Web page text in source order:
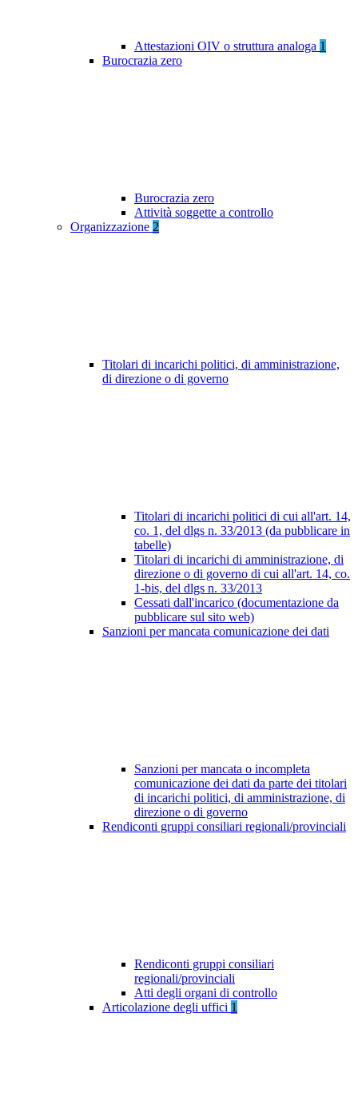
Attestazioni OIV o struttura analoga 1
Burocrazia zero
Burocrazia zero
Attività soggette a controllo
Organizzazione 2
Titolari di incarichi politici, di amministrazione,
di direzione o di governo
Titolari di incarichi politici di cui all'art. 14,
co. 1, del dlgs n. 33/2013 (da pubblicare in
tabelle)
Titolari di incarichi di amministrazione, di
direzione o di governo di cui all'art. 14, co.
1-bis, del dlgs n. 33/2013
Cessati dall'incarico (documentazione da
pubblicare sul sito web)
Sanzioni per mancata comunicazione dei dati
Sanzioni per mancata o incompleta
comunicazione dei dati da parte dei titolari
di incarichi politici, di amministrazione, di
direzione o di governo
Rendiconti gruppi consiliari regionali/provinciali
Rendiconti gruppi consiliari
regionali/provinciali
Atti degli organi di controllo
Articolazione degli uffici 1